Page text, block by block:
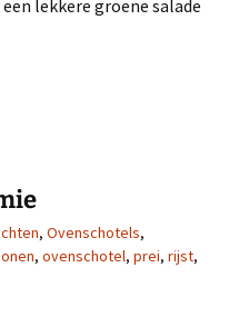
lekkere groene salade
, Ovenschotels,
, ovenschotel, prei, rijst,